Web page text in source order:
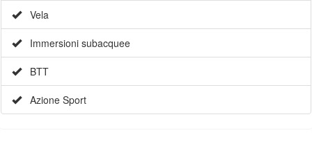
Vela
Immersioni subacquee
BTT
Azione Sport